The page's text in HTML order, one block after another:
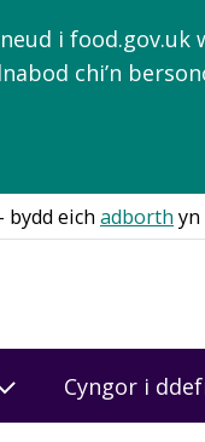
i
chi’n
bydd eich adborth
Cyngor i